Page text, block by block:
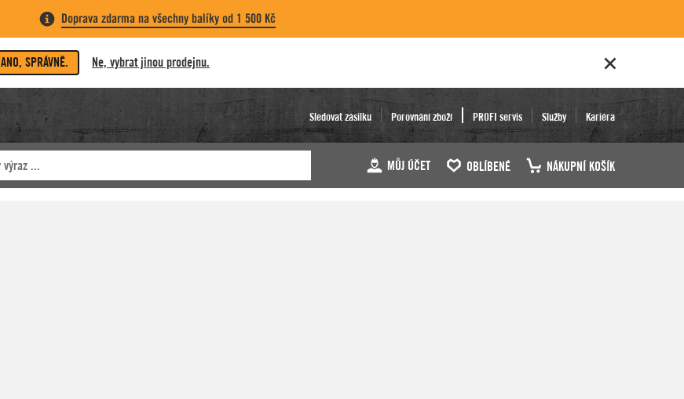
Doprava zdarma na všechny balíky od 1 500 Kč
ANO, SPRÁVNĚ. Ne, vybrat jinou prodejnu.
Sledovat zásilku Porovnání zboží PROFI servis Služby Kariéra
MŮJ ÚČET OBLÍBENÉ NÁKUPNÍ KOŠÍK